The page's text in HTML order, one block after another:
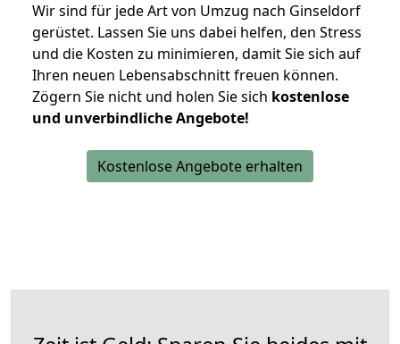
Wir sind für jede Art von Umzug nach Ginseldorf
gerüstet. Lassen Sie uns dabei helfen, den Stress
und die Kosten zu minimieren, damit Sie sich auf
Ihren neuen Lebensabschnitt freuen können.
Zögern Sie nicht und holen Sie sich kostenlose
und unverbindliche Angebote!
Kostenlose Angebote erhalten